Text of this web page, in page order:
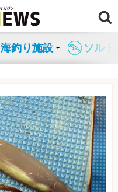
海釣り施設 ソル